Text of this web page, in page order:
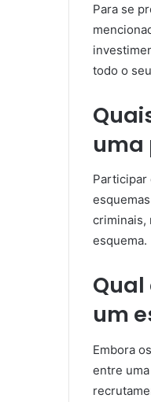
Para se
todo o
uma
Participar
criminais,
esquema.
um
Embora
entre